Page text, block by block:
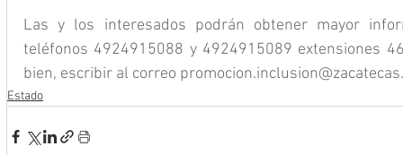
Las y los interesados podrán obtener mayor
teléfonos 4924915088 y 4924915089 extensiones
bien, escribir al correo
Estado